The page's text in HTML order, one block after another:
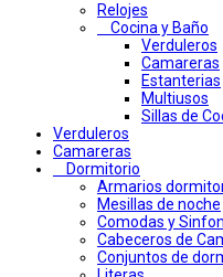
Relojes
Cocina y Baño
Verduleros
Camareras
Estanterias
Multiusos
Sillas de
Verduleros
Camareras
Dormitorio
Armarios
Mesillas de noche
Comodas y
Cabeceros de
Conjuntos de